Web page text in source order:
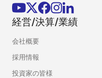
経営/決算/業績
会社概要
採用情報
投資家の皆様